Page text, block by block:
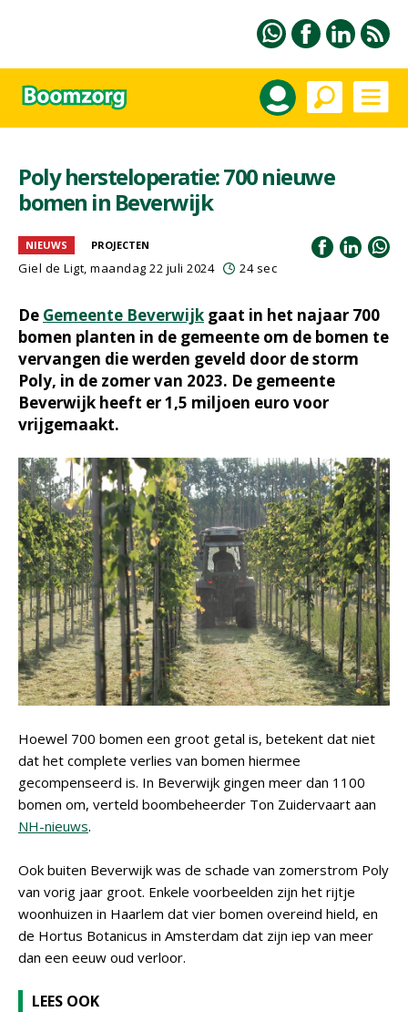
Poly hersteloperatie: 700 nieuwe
bomen in Beverwijk
NIEUWS PROJECTEN
Giel de Ligt, maandag 22 juli 2024 24 sec
De Gemeente Beverwijk gaat in het najaar 700
bomen planten in de gemeente om de bomen te
vervangen die werden geveld door de storm
Poly, in de zomer van 2023. De gemeente
Beverwijk heeft er 1,5 miljoen euro voor
vrijgemaakt.
Hoewel 700 bomen een groot getal is, betekent dat niet
dat het complete verlies van bomen hiermee
gecompenseerd is. In Beverwijk gingen meer dan 1100
bomen om, verteld boombeheerder Ton Zuidervaart aan
NH-nieuws.
Ook buiten Beverwijk was de schade van zomerstrom Poly
van vorig jaar groot. Enkele voorbeelden zijn het rijtje
woonhuizen in Haarlem dat vier bomen overeind hield, en
de Hortus Botanicus in Amsterdam dat zijn iep van meer
dan een eeuw oud verloor.
LEES OOK